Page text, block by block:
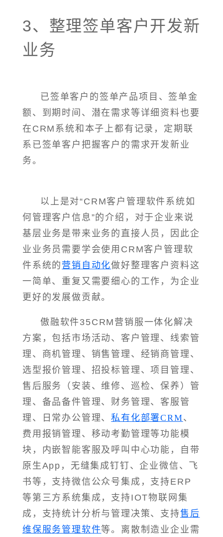
3、整理签单客户开发新
业务
已签单客户的签单产品项目、签单金
额、到期时间、潜在需求等详细资料也要
在CRM系统和本子上都有记录，定期联
系已签单客户把握客户的需求开发新业
务。
以上是对“CRM客户管理软件系统如
何管理客户信息”的介绍，对于企业来说
基层业务是带来业务的直接人员，因此企
业业务员需要学会使用CRM客户管理软
件系统的 营销自动化做好整理客户资料这
一简单、重复又需要细心的工作，为企业
更好的发展做贡献。
傲融软件35CRM营销服一体化解决
方案，包括市场活动、客户管理、线索管
理、商机管理、销售管理、经销商管理、
选型报价管理、招投标管理、项目管理、
售后服务（安装、维修、巡检、保养）管
理、备品备件管理、财务管理、客服管
理、日常办公管理、私有化部署CRM、
费用报销管理、移动考勤管理等功能模
块，内嵌智能客服及呼叫中心功能，自带
原生App，无缝集成钉钉、企业微信、飞
书等，支持微信公众号集成，支持ERP
等第三方系统集成，支持IOT物联网集
成，支持统计分析与管理决策、支持售后
维保服务管理软件等。离散制造业企业需